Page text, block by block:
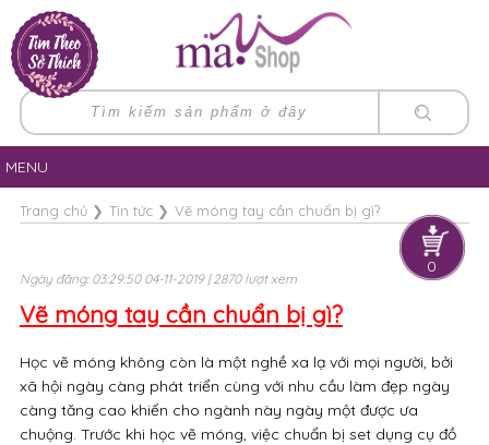
0
MENU
Trang chủ❯ Tin tức❯ Vẽ móng tay cần chuẩn bị gì?
Ngày đăng: 03:29:50 04-11-2019 | 2870 lượt xem
Vẽ móng tay cần chuẩn bị gì?
Học vẽ móng không còn là một nghề xa lạ với mọi người, bởi
xã hội ngày càng phát triển cùng với nhu cầu làm đẹp ngày
càng tăng cao khiến cho ngành này ngày một được ưa
chuộng. Trước khi học vẽ móng, việc chuẩn bị set dụng cụ đồ